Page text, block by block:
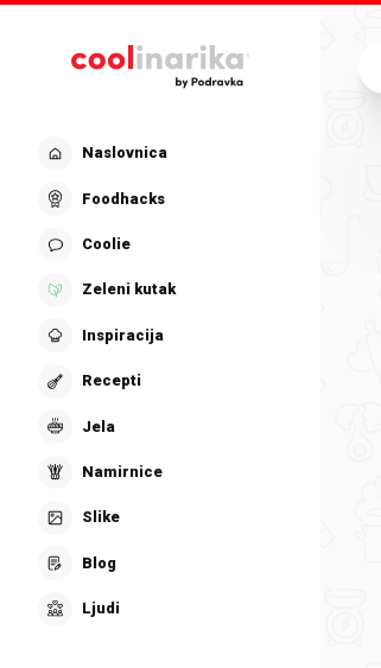
Naslovnica
Foodhacks
Coolie
Zeleni kutak
Inspiracija
Recepti
Jela
Namirnice
Slike
Blog
Ljudi